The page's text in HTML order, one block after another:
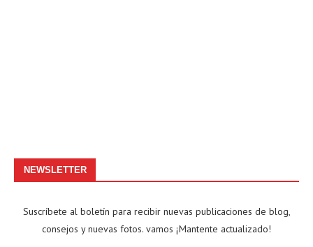
NEWSLETTER
Suscríbete al boletín para recibir nuevas publicaciones de blog,
consejos y nuevas fotos. vamos ¡Mantente actualizado!